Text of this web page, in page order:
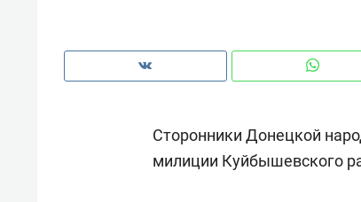
Сторонники Донецкой
милиции Куйбышевского